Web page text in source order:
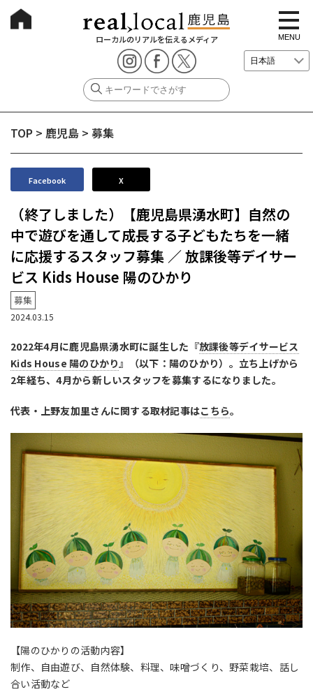
ローカルのリアルを伝えるメディア
t
o
g
g
e
i
i
MENU
TOP > 鹿児島 > 募集
Facebook X
（終了しました）【鹿児島県湧水町】自然の
中で遊びを通して成長する子どもたちを一緒
に応援するスタッフ募集 ／ 放課後等デイサー
ビス Kids House 陽のひかり
募集
2024.03.15
2022年4月に鹿児島県湧水町に誕生した『放課後等デイサービス
Kids House 陽のひかり』（以下：陽のひかり）。立ち上げから
2年経ち、4月から新しいスタッフを募集するになりました。
代表・上野友加里さんに関する取材記事はこちら。
【陽のひかりの活動内容】
制作、自由遊び、自然体験、料理、味噌づくり、野菜栽培、話し
合い活動など